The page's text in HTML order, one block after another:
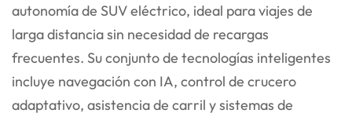
autonomía de SUV eléctrico, ideal para viajes de
larga distancia sin necesidad de recargas
frecuentes. Su conjunto de tecnologías inteligentes
incluye navegación con IA, control de crucero
adaptativo, asistencia de carril y sistemas de